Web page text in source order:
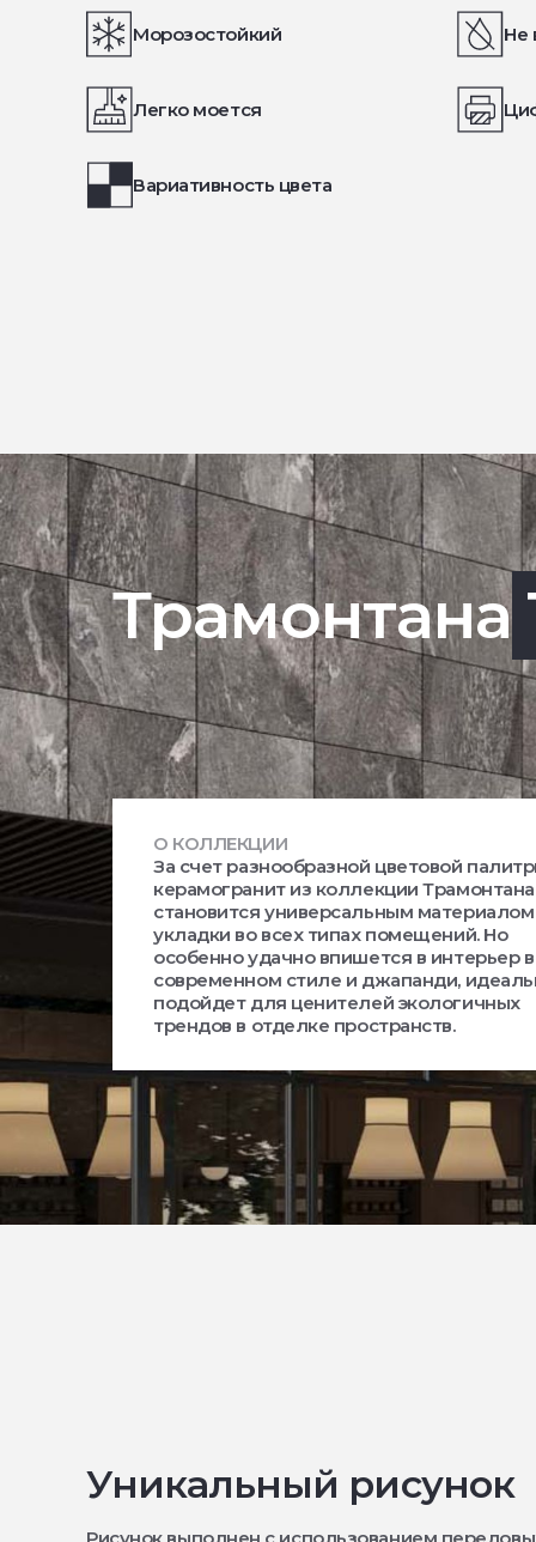
Морозостойкий Не
Легко моется
Вариативность цвета
Трамонтана
О КОЛЛЕКЦИИ
За счет разнообразной цветовой
керамогранит из коллекции Трамонтана
становится универсальным
укладки во всех типах помещений. Но
особенно удачно впишется в интерьер в
современном стиле и джапанди,
подойдет для ценителей экологичных
трендов в отделке пространств.
Уникальный рисунок
Рисунок выполнен с использованием